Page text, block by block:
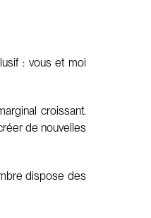
: vous et moi
croissant.
de nouvelles
dispose des